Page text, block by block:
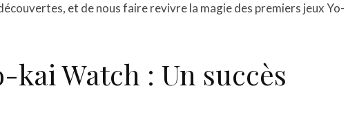
et de nous faire revivre la magie des premiers jeux Yo-
kai Watch : Un succès